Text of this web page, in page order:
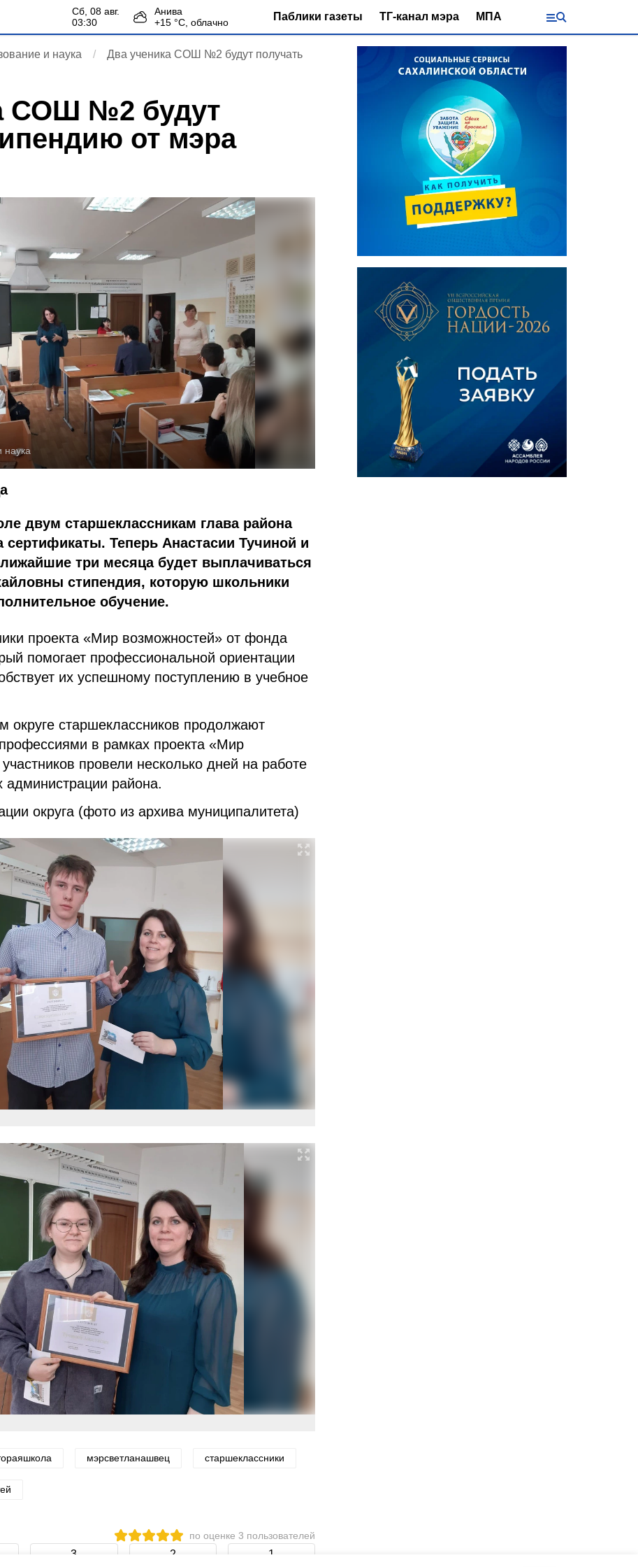
сб, 08 авг.
03:30
Анива
+15 °С, облачно Паблики газеты ТГ-канал мэра МПА
и наука
Два ученика СОШ №2 будут получать
СОШ №2 будут
от мэра
наука
двум старшеклассникам глава района
Теперь Анастасии Тучиной и
три месяца будет выплачиваться
стипендия, которую школьники
обучение.
проекта «Мир возможностей» от фонда
помогает профессиональной ориентации
их успешному поступлению в учебное
округе старшеклассников продолжают
в рамках проекта «Мир
провели несколько дней на работе
администрации района.
округа (фото из архива муниципалитета)
мэрсветланашвец старшеклассники
по оценке 3 пользователей
3 2 1